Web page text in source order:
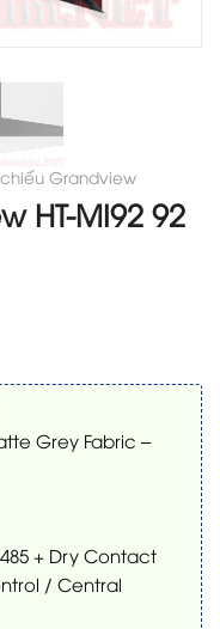
Grandview
HT-MI92 92
Grey Fabric –
+ Dry Contact
/ Central